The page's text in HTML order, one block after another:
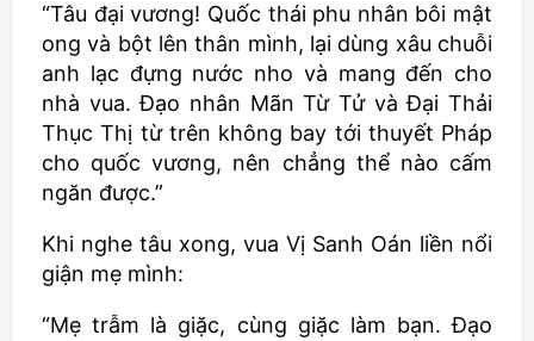
“Tâu đại vương! Quốc thái phu nhân bôi mật
ong và bột lên thân mình, lại dùng xâu chuỗi
anh lạc đựng nước nho và mang đến cho
nhà vua. Đạo nhân Mãn Từ Tử và Đại Thải
Thục Thị từ trên không bay tới thuyết Pháp
cho quốc vương, nên chẳng thể nào cấm
ngăn được.”
Khi nghe tâu xong, vua Vị Sanh Oán liền nổi
giận mẹ mình:
“Mẹ trẫm là giặc, cùng giặc làm bạn. Đạo